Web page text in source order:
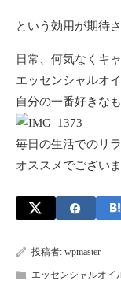
という効用が期待
日常、何気なくキ
エッセンシャルオ
自分の一番好きな
毎日の生活でのリ
オススメでござい
投稿者: wpmaster
エッセンシャルオイ